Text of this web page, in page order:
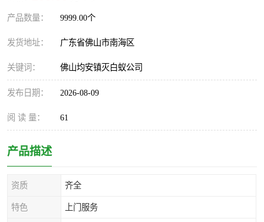
产品数量： 9999.00个
发货地址： 广东省佛山市南海区
关键词： 佛山均安镇灭白蚁公司
发布日期： 2026-08-09
阅 读 量： 61
产品描述
资质 齐全
特色 上门服务